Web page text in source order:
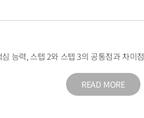
능력, 스텝 2와 스텝 3의 공통점과 차이점
READ MORE